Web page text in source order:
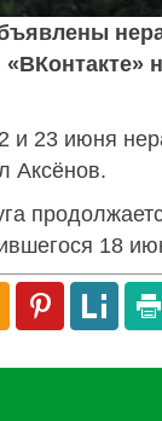
и 23 июня
Аксёнов.
18